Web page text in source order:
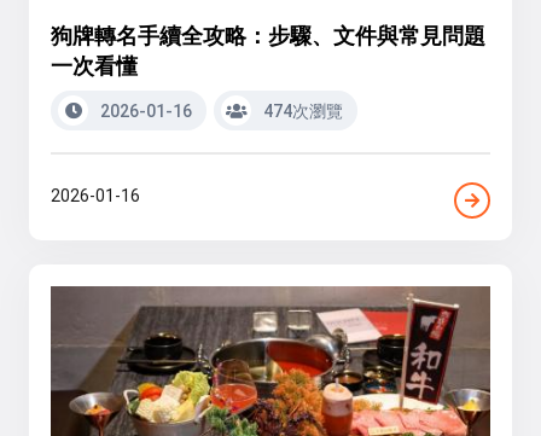
狗牌轉名手續全攻略：步驟、文件與常見問題
一次看懂
2026-01-16 474次瀏覽
2026-01-16